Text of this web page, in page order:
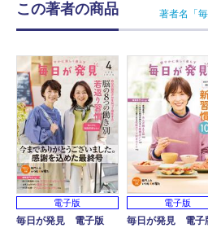
この著者の商品 著者名「
電子版
毎日が発見 電子版
電子版
毎日が発見 電